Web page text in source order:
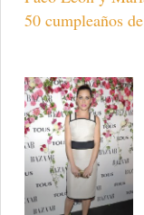
50 cumpleaños